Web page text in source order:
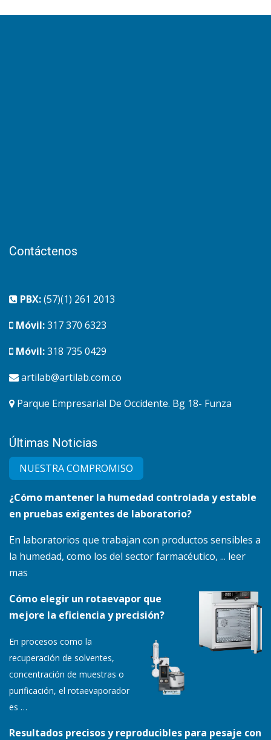
Contáctenos
PBX:(57)(1) 261 2013
Móvil:317 370 6323
Móvil:318 735 0429
artilab@artilab.com.co
Parque Empresarial De Occidente. Bg 18- Funza
Últimas Noticias
NUESTRA COMPRO​MISO
¿Cómo mantener la humedad controlada y estable
en pruebas exigentes de laboratorio?
En laboratorios que trabajan con productos sensibles a
la humedad, como los del sector farmacéutico, ... leer
mas
Cómo elegir un rotaevapor que
mejore la eficiencia y precisión?
En procesos como la
recuperación de solventes,
concentración de muestras o
purificación, el rotaevaporador
es …
Resultados precisos y reproducibles para pesaje con